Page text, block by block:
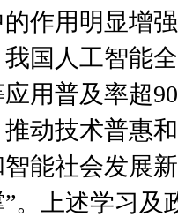
作用明显增
我国人工智能
用普及率超
动技术普惠
能社会发展
。上述学习及